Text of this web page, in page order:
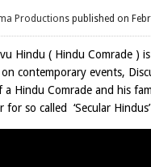
Productions published on
Hindu ( Hindu Comrade )
on contemporary events,
a Hindu Comrade and his
for so called ‘Secular Hindus’